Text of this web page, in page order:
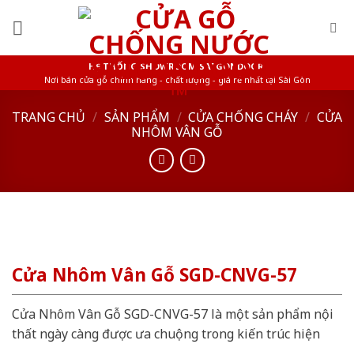
HỆ THỐNG SHOWROOM SAIGONDOOR
Nơi bán cửa gỗ chính hãng - chất lượng - giá rẻ nhất tại Sài Gòn
TRANG CHỦ / SẢN PHẨM / CỬA CHỐNG CHÁY / CỬA
NHÔM VÂN GỖ
Cửa Nhôm Vân Gỗ SGD-CNVG-57
Cửa Nhôm Vân Gỗ SGD-CNVG-57 là một sản phẩm nội
thất ngày càng được ưa chuộng trong kiến trúc hiện